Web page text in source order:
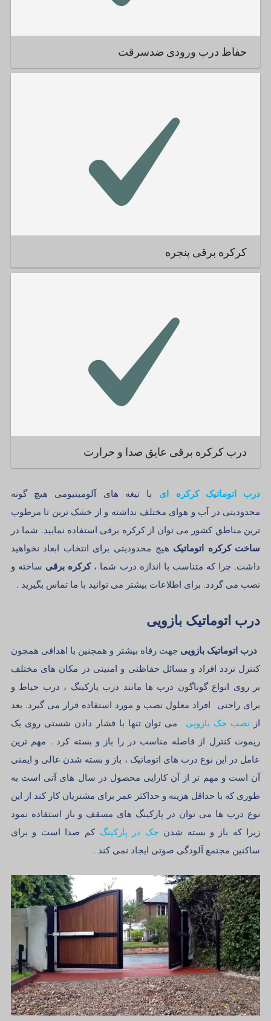
حفاظ درب ورودی ضدسرقت
کرکره برقی پنجره
درب کرکره برقی عایق صدا و حرارت
درب اتوماتیک کرکره ای با تیغه های آلومینیومی هیچ گونه
محدودیتی در آب و هوای مختلف نداشته و از خشک ترین تا مرطوب
ترین مناطق کشور می توان از کرکره برقی استفاده نمایید. شما در
ساخت کرکره اتوماتیک هیچ محدودیتی برای انتخاب ابعاد نخواهید
داشت. چرا که متناسب با اندازه درب شما ،کرکره برقی ساخته و
نصب می گردد. برای اطلاعات بیشتر می توانید با ما تماس بگیرید .
درب اتوماتیک بازویی
درب اتوماتیک بازویی جهت رفاه بیشتر و همچنین با اهدافی همچون
کنترل تردد افراد و مسائل حفاظتی و امنیتی در مکان های مختلف
بر روی انواع گوناگون درب ها مانند درب پارکینگ ، درب حیاط و
برای راحتی افراد معلول نصب و مورد استفاده قرار می گیرد. بعد
از نصب جک بازویی می توان تنها با فشار دادن شستی روی یک
ریموت کنترل از فاصله مناسب در را باز و بسته کرد . مهم ترین
عامل در این نوع درب های اتوماتیک ، باز و بسته شدن عالی و ایمنی
آن است و مهم تر از آن کارایی محصول در سال های آتی است به
طوری که با حداقل هزینه و حداکثر عمر برای مشتریان کار کند از این
نوع درب ها می توان در پارکینگ های مسقف و باز استفاده نمود
زیرا که باز و بسته شدن جک در پارکینگ کم صدا است و برای
ساکنین مجتمع آلودگی صوتی ایجاد نمی کند .